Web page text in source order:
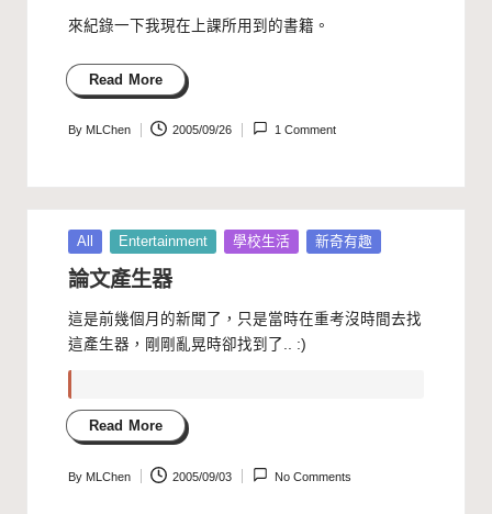
來紀錄一下我現在上課所用到的書籍。
Read More
Posted
By MLChen 2005/09/26 1 Comment
Posted
in
All Entertainment 學校生活 新奇有趣
論文產生器
這是前幾個月的新聞了，只是當時在重考沒時間去找
這產生器，剛剛亂晃時卻找到了.. :)
Read More
Posted
By MLChen 2005/09/03 No Comments